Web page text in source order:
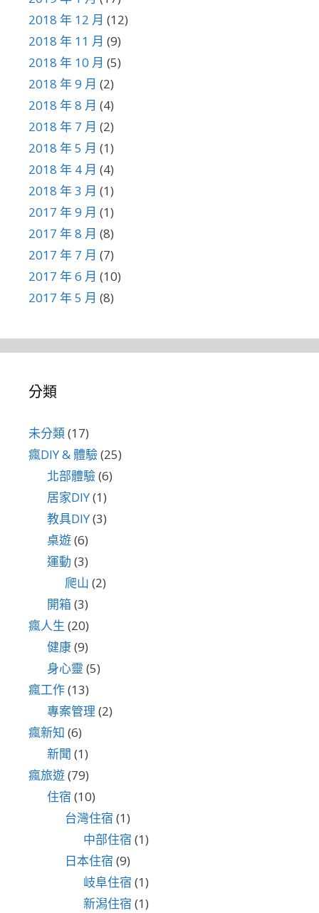
2018 年 12 月 (12)
2018 年 11 月 (9)
2018 年 10 月 (5)
2018 年 9 月 (2)
2018 年 8 月 (4)
2018 年 7 月 (2)
2018 年 5 月 (1)
2018 年 4 月 (4)
2018 年 3 月 (1)
2017 年 9 月 (1)
2017 年 8 月 (8)
2017 年 7 月 (7)
2017 年 6 月 (10)
2017 年 5 月 (8)
分類
未分類(17)
瘋DIY & 體驗(25)
北部體驗(6)
居家DIY(1)
教具DIY(3)
桌遊(6)
運動 (3)
爬山 (2)
開箱(3)
瘋人生 (20)
健康(9)
身心靈 (5)
瘋工作(13)
專案管理 (2)
瘋新知 (6)
新聞 (1)
瘋旅遊(79)
住宿 (10)
台灣住宿 (1)
中部住宿 (1)
日本住宿 (9)
岐阜住宿 (1)
新潟住宿 (1)